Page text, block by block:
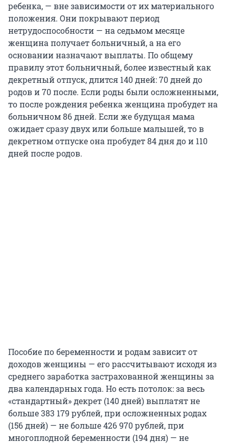
ребенка, — вне зависимости от их материального
положения. Они покрывают период
нетрудоспособности — на седьмом месяце
женщина получает больничный, а на его
основании назначают выплаты. По общему
правилу этот больничный, более известный как
декретный отпуск, длится 140 дней: 70 дней до
родов и 70 после. Если роды были осложненными,
то после рождения ребенка женщина пробудет на
больничном 86 дней. Если же будущая мама
ожидает сразу двух или больше малышей, то в
декретном отпуске она пробудет 84 дня до и 110
дней после родов.
Пособие по беременности и родам зависит от
доходов женщины — его рассчитывают исходя из
среднего заработка застрахованной женщины за
два календарных года. Но есть потолок: за весь
«стандартный» декрет (140 дней) выплатят не
больше 383 179 рублей, при осложненных родах
(156 дней) — не больше 426 970 рублей, при
многоплодной беременности (194 дня) — не